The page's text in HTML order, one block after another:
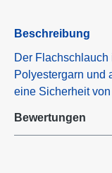
Beschreibung
Der Flachschlauch
Polyestergarn und
eine Sicherheit
Bewertungen